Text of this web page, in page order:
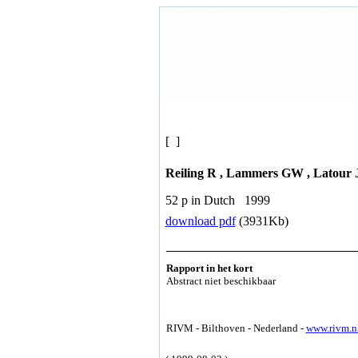
[ ]
Reiling R , Lammers GW , Latour
52 p in Dutch 1999
download pdf(3931Kb)
Rapport in het kort
Abstract niet beschikbaar
RIVM - Bilthoven - Nederland -